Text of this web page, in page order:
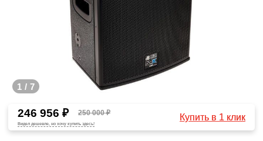
1 / 7
246 956 ₽ 250 000 ₽
Видел дешевле, но хочу купить здесь!
Купить в 1 клик